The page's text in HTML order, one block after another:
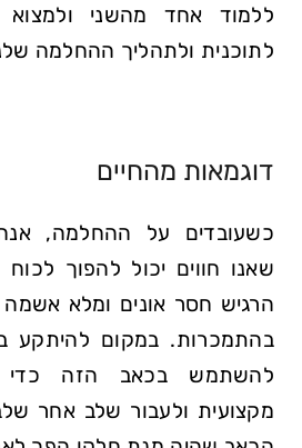
ללמוד אחד מהשני ולמצוא
לתוכנית ולתהליך ההחלמה
דוגמאות מהחיים
כשעובדים על ההחלמה,
שאנו חווים יכול להפוך
הרגיש חסר אונים ומלא
בהתמכרות. במקום להיתקע
להשתמש בכאב הזה כדי
מקצועית ולעבור שלב אחר